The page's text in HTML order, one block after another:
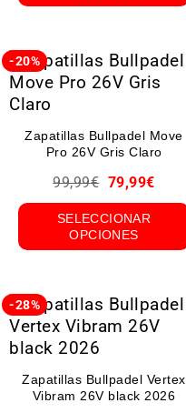
-20%
Zapatillas Bullpadel Move
Pro 26V Gris Claro
99,99€ 79,99€
SELECCIONAR
OPCIONES
-28%
Zapatillas Bullpadel Vertex
Vibram 26V black 2026